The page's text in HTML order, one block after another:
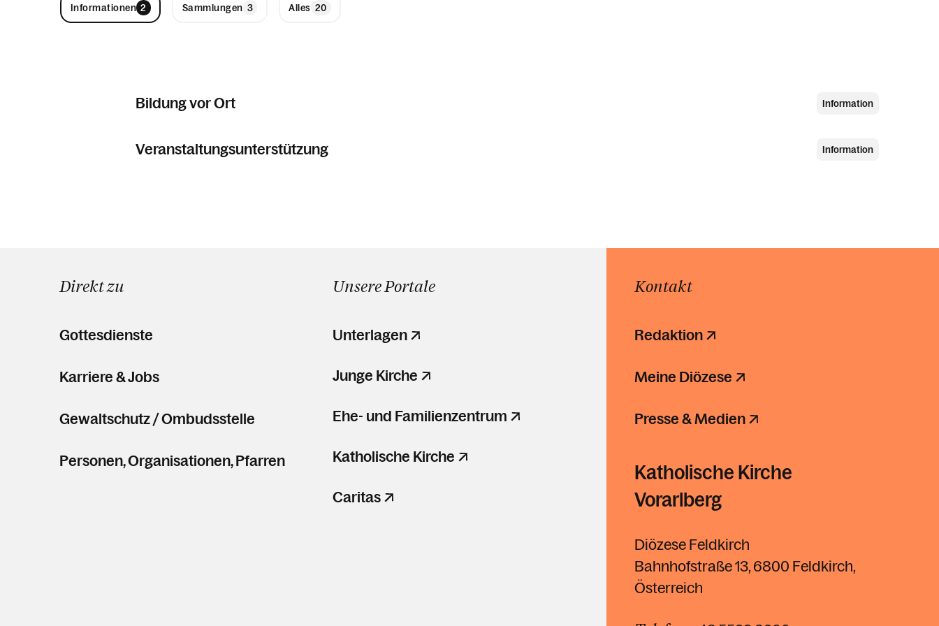
Informationen Sammlungen Alles
Bildung vor Ort Information
Veranstaltungsunterstützung Information
Direkt zu
Gottesdienste
Karriere & Jobs
Gewaltschutz / Ombudsstelle
Personen, Organisationen, Pfarren
Unsere Portale
Unterlagen
Junge Kirche
Ehe- und Familienzentrum
Katholische Kirche
Caritas
Kontakt
Redaktion
Meine Diözese
Presse & Medien
Katholische Kirche
Vorarlberg
Diözese Feldkirch
Bahnhofstraße 13, 6800 Feldkirch,
Österreich